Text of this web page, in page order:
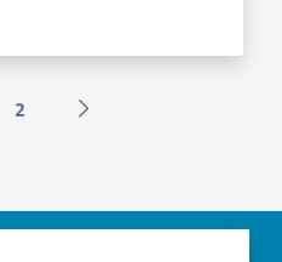
2 Successiva »